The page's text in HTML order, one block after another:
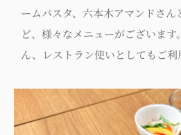
ームパスタ、六本木アマンドさん
ど、様々なメニューがございま
ん、レストラン使いとしてもご利